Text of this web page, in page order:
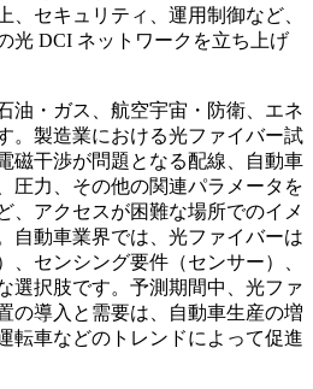
、セキュリティ、運用制御など、
光 DCI ネットワークを立ち上げ
油・ガス、航空宇宙・防衛、エネ
。製造業における光ファイバー試
磁干渉が問題となる配線、自動車
圧力、その他の関連パラメータを
、アクセスが困難な場所でのイメ
自動車業界では、光ファイバーは
、センシング要件（センサー）、
選択肢です。予測期間中、光ファ
の導入と需要は、自動車生産の増
転車などのトレンドによって促進